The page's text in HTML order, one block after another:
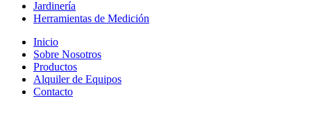
Jardinería
Herramientas de Medición
Inicio
Sobre Nosotros
Productos
Alquiler de Equipos
Contacto